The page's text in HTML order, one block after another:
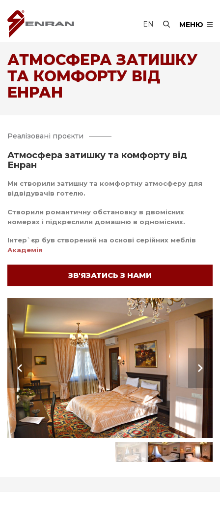
EN МЕНЮ
АТМОСФЕРА ЗАТИШКУ
ТА КОМФОРТУ ВІД
ЕНРАН
Реалізовані проєкти
Атмосфера затишку та комфорту від
Енран
Ми створили затишну та комфортну атмосферу для
відвідувачів готелю.
Створили романтичну обстановку в двомісних
номерах і підкреслили домашню в одномісних.
Інтер`єр був створений на основі серійних меблів
Академія
ЗВ'ЯЗАТИСЬ З НАМИ